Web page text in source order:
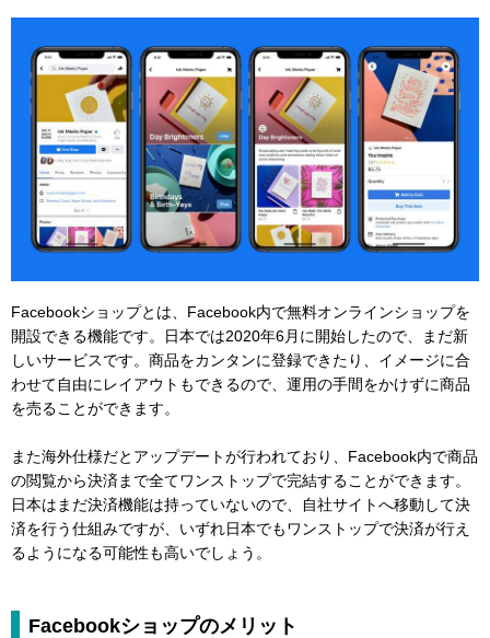
Facebookショップとは、Facebook内で無料オンラインショップを
開設できる機能です。日本では2020年6月に開始したので、まだ新
しいサービスです。商品をカンタンに登録できたり、イメージに合
わせて自由にレイアウトもできるので、運用の手間をかけずに商品
を売ることができます。
また海外仕様だとアップデートが行われており、Facebook内で商品
の閲覧から決済まで全てワンストップで完結することができます。
日本はまだ決済機能は持っていないので、自社サイトへ移動して決
済を行う仕組みですが、いずれ日本でもワンストップで決済が行え
るようになる可能性も高いでしょう。
Facebookショップのメリット